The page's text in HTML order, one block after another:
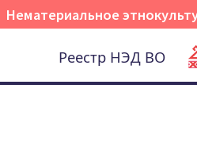
Нематериальное
Реестр НЭД ВО